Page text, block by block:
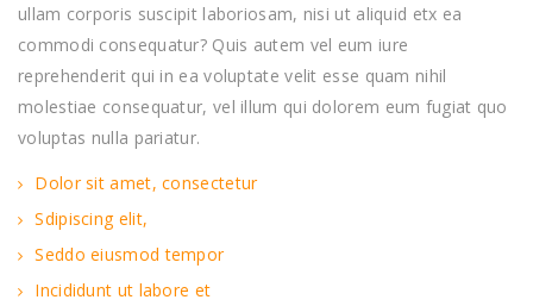
ullam corporis suscipit laboriosam, nisi ut aliquid etx ea
commodi consequatur? Quis autem vel eum iure
reprehenderit qui in ea voluptate velit esse quam nihil
molestiae consequatur, vel illum qui dolorem eum fugiat quo
voluptas nulla pariatur.
Dolor sit amet, consectetur
Sdipiscing elit,
Seddo eiusmod tempor
Incididunt ut labore et